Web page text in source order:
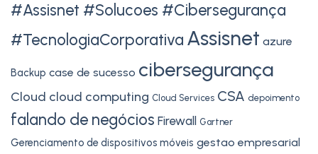
#Assisnet #Solucoes #Cibersegurança
#TecnologiaCorporativa Assisnet azure
Backup case de sucesso cibersegurança
Cloud cloud computing Cloud Services CSA depoimento
falando de negócios Firewall Gartner
Gerenciamento de dispositivos móveis gestao empresarial